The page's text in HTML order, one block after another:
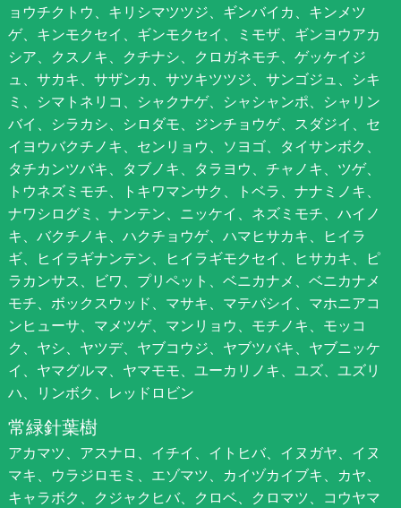
ョウチクトウ、キリシマツツジ、ギンバイカ、キンメツ
ゲ、キンモクセイ、ギンモクセイ、ミモザ、ギンヨウアカ
シア、クスノキ、クチナシ、クロガネモチ、ゲッケイジ
ュ、サカキ、サザンカ、サツキツツジ、サンゴジュ、シキ
ミ、シマトネリコ、シャクナゲ、シャシャンポ、シャリン
バイ、シラカシ、シロダモ、ジンチョウゲ、スダジイ、セ
イヨウバクチノキ、センリョウ、ソヨゴ、タイサンボク、
タチカンツバキ、タブノキ、タラヨウ、チャノキ、ツゲ、
トウネズミモチ、トキワマンサク、トベラ、ナナミノキ、
ナワシログミ、ナンテン、ニッケイ、ネズミモチ、ハイノ
キ、バクチノキ、ハクチョウゲ、ハマヒサカキ、ヒイラ
ギ、ヒイラギナンテン、ヒイラギモクセイ、ヒサカキ、ピ
ラカンサス、ビワ、プリペット、ベニカナメ、ベニカナメ
モチ、ボックスウッド、マサキ、マテバシイ、マホニアコ
ンヒューサ、マメツゲ、マンリョウ、モチノキ、モッコ
ク、ヤシ、ヤツデ、ヤブコウジ、ヤブツバキ、ヤブニッケ
イ、ヤマグルマ、ヤマモモ、ユーカリノキ、ユズ、ユズリ
ハ、リンボク、レッドロビン
常緑針葉樹
アカマツ、アスナロ、イチイ、イトヒバ、イヌガヤ、イヌ
マキ、ウラジロモミ、エゾマツ、カイヅカイブキ、カヤ、
キャラボク、クジャクヒバ、クロベ、クロマツ、コウヤマ